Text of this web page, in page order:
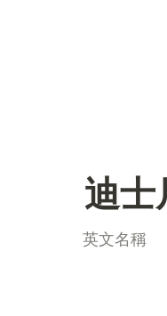
迪士
英文名稱